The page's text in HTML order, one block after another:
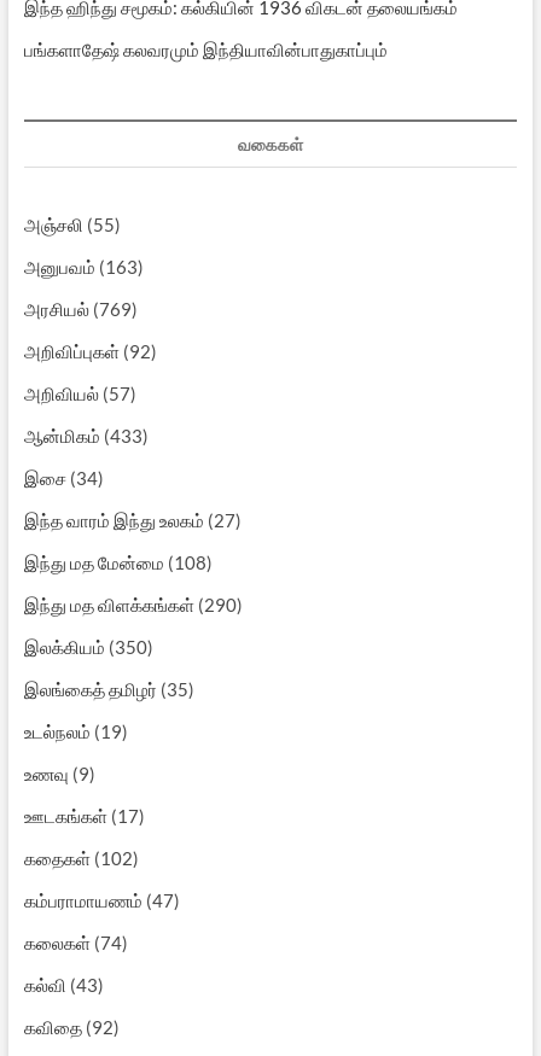
இந்த ஹிந்து சமூகம்: கல்கியின் 1936 விகடன் தலையங்கம்
பங்களாதேஷ் கலவரமும் இந்தியாவின்பாதுகாப்பும்
வகைகள்
அஞ்சலி (55)
அனுபவம் (163)
அரசியல்(769)
அறிவிப்புகள்(92)
அறிவியல்(57)
ஆன்மிகம் (433)
இசை(34)
இந்த வாரம் இந்து உலகம் (27)
இந்து மத மேன்மை (108)
இந்து மத விளக்கங்கள்(290)
இலக்கியம் (350)
இலங்கைத் தமிழர் (35)
உடல்நலம் (19)
உணவு (9)
ஊடகங்கள்(17)
கதைகள்(102)
கம்பராமாயணம் (47)
கலைகள்(74)
கல்வி (43)
கவிதை(92)